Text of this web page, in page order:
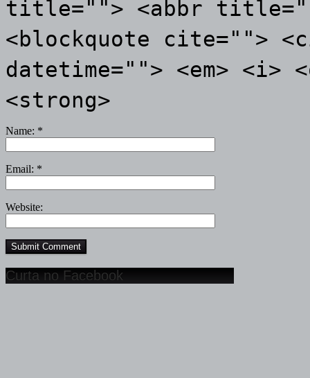
title=""> <abbr
<blockquote cite="">
datetime=""> <em> <i>
<strong>
Name: *
Email: *
Website:
Curta no Facebook